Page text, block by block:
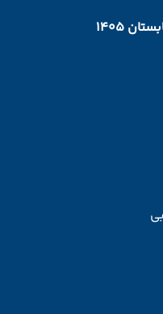
1405